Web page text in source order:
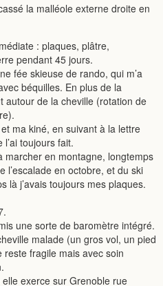
la malléole externe droite en
: plaques, plâtre,
pendant 45 jours.
fée skieuse de rando, qui m’a
béquilles. En plus de la
autour de la cheville (rotation de
ma kiné, en suivant à la lettre
toujours fait.
marcher en montagne, longtemps
l’escalade en octobre, et du ski
là j’avais toujours mes plaques.
une sorte de baromètre intégré.
malade (un gros vol, un pied
reste fragile mais avec soin
exerce sur Grenoble rue